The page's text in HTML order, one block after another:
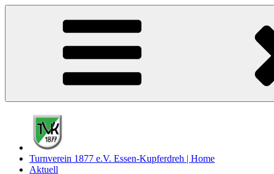
Zum
Turnverein 1877 e.V. Essen-Kupferdreh | Home
Aktuell